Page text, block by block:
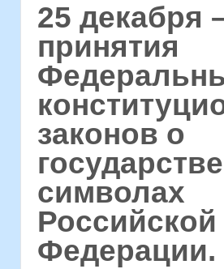
25 декабря
принятия
законов о
символах
Российской
Федерации.